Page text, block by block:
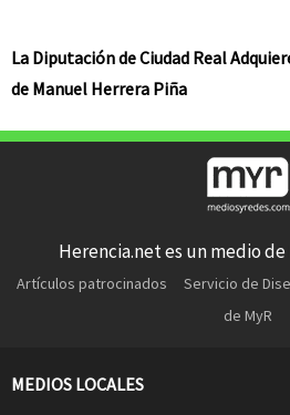
La Diputación de Ciudad Real
de Manuel Herrera Piña
Herencia.net es un medio de
Artículos patrocinados Servicio de
de MyR
MEDIOS LOCALES